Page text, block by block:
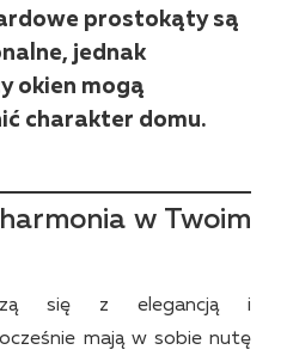
prostokąty są
jednak
okien mogą
charakter domu.
w Twoim
się z elegancją i
mają w sobie nutę